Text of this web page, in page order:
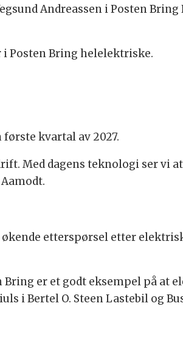
Andreassen i Posten
i Posten Bring helelektriske.
kvartal av 2027.
Med dagens teknologi ser vi
økende etterspørsel etter
er et godt eksempel på at
i Bertel O. Steen Lastebil og